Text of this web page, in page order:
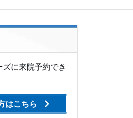
に来院予約でき
はこちら